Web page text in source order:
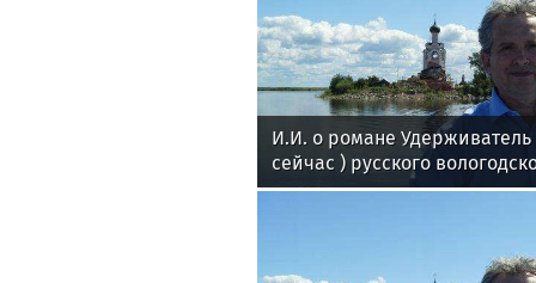
И.И. о романе
сейчас ) русского
поэта Андрея Малышева (